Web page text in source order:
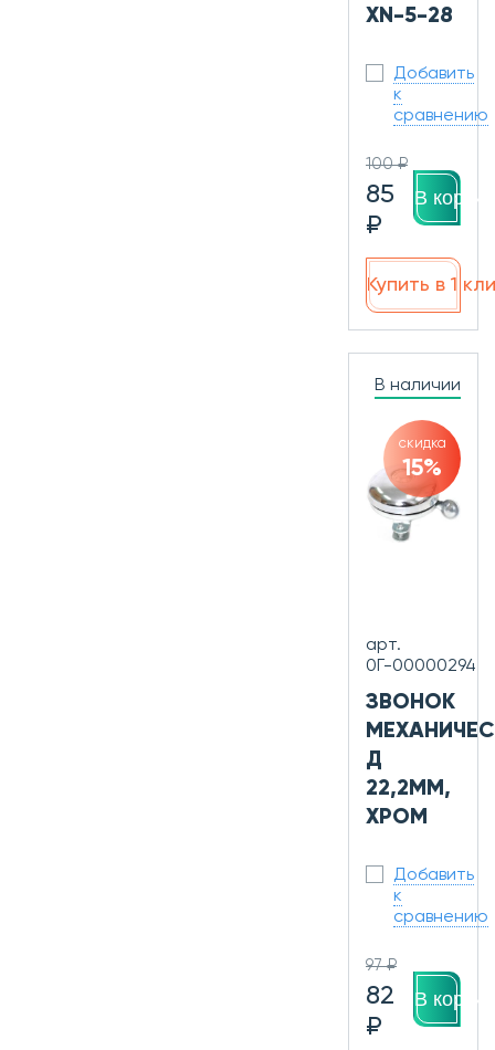
XN-5-28
Добавить
к
сравнению
100 ₽
85
₽
В
Купить в 1
В наличии
скидка
15%
арт.
0Г-00000294
ЗВОНОК
Д
22,2ММ,
ХРОМ
Добавить
к
сравнению
97 ₽
82
₽
В